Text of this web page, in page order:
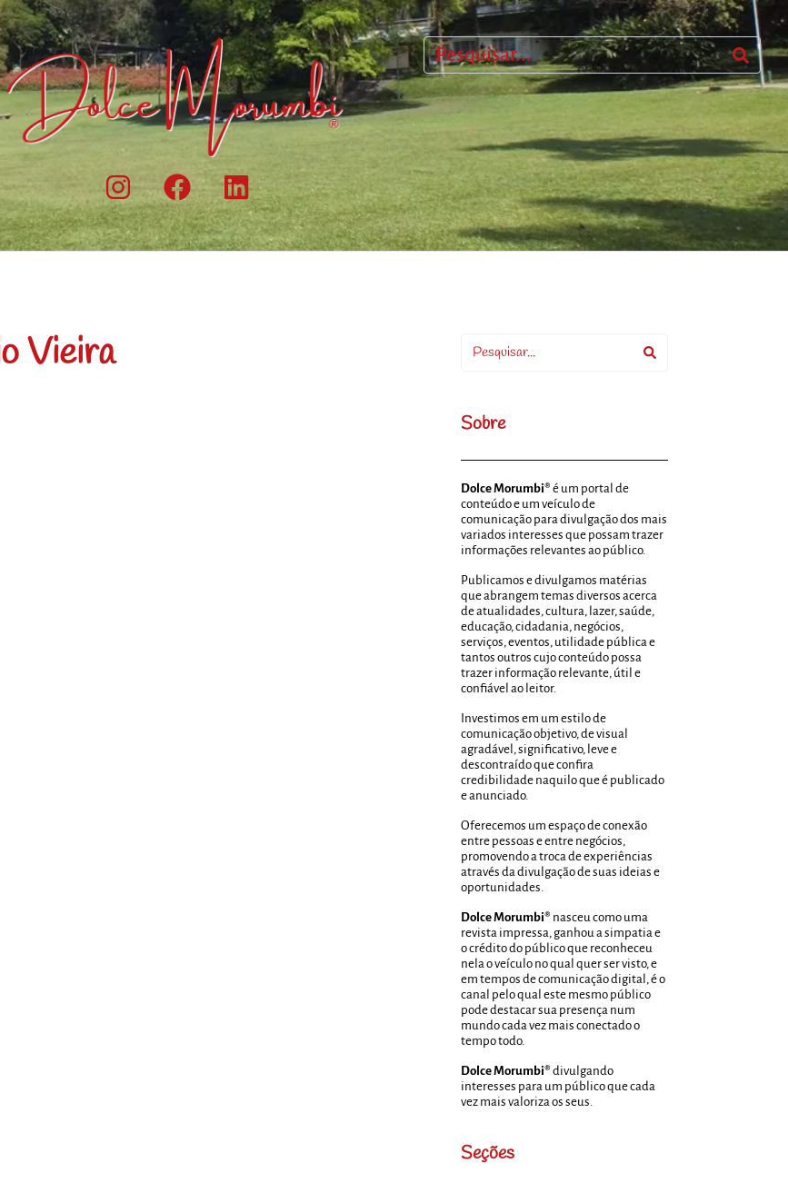
Vieira
Sobre
Dolce Morumbi® é um portal de
conteúdo e um veículo de
comunicação para divulgação dos mais
variados interesses que possam trazer
informações relevantes ao público.
Publicamos e divulgamos matérias
que abrangem temas diversos acerca
de atualidades, cultura, lazer, saúde,
educação, cidadania, negócios,
serviços, eventos, utilidade pública e
tantos outros cujo conteúdo possa
trazer informação relevante, útil e
confiável ao leitor.
Investimos em um estilo de
comunicação objetivo, de visual
agradável, significativo, leve e
descontraído que confira
credibilidade naquilo que é publicado
e anunciado.
Oferecemos um espaço de conexão
entre pessoas e entre negócios,
promovendo a troca de experiências
através da divulgação de suas ideias e
oportunidades.
Dolce Morumbi® nasceu como uma
revista impressa, ganhou a simpatia e
o crédito do público que reconheceu
nela o veículo no qual quer ser visto, e
em tempos de comunicação digital, é o
canal pelo qual este mesmo público
pode destacar sua presença num
mundo cada vez mais conectado o
tempo todo.
Dolce Morumbi® divulgando
interesses para um público que cada
vez mais valoriza os seus.
Seções